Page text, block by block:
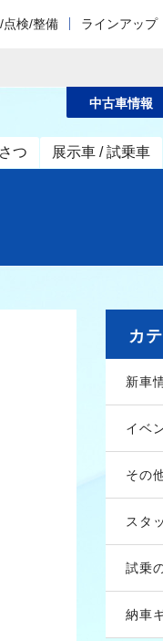
点検/整備 ラインアップ
つ 展示車 / 試乗車
中古車情報
カ
新車
イベ
その
スタ
試乗
納車